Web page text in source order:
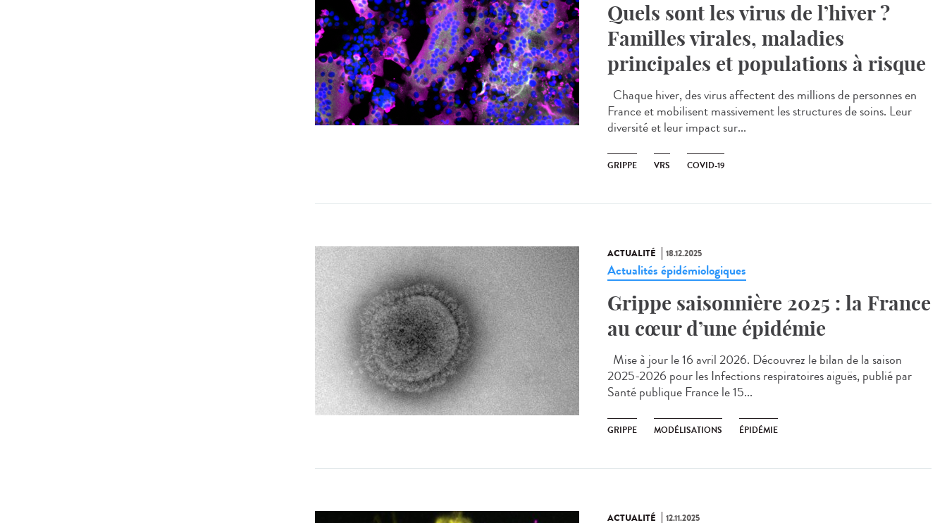
Quels sont les virus de l’hiver ?
Familles virales, maladies
principales et populations à risque
Chaque hiver, des virus affectent des millions de personnes en
France et mobilisent massivement les structures de soins. Leur
diversité et leur impact sur...
GRIPPE VRS COVID-19
ACTUALITÉ 18.12.2025
Actualités épidémiologiques
Grippe saisonnière 2025 : la France
au cœur d’une épidémie
Mise à jour le 16 avril 2026. Découvrez le bilan de la saison
2025-2026 pour les Infections respiratoires aiguës, publié par
Santé publique France le 15...
GRIPPE MODÉLISATIONS ÉPIDÉMIE
ACTUALITÉ 12.11.2025